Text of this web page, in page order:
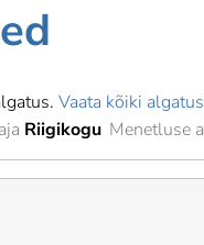
Vaata kõiki
Riigikogu Menetluse